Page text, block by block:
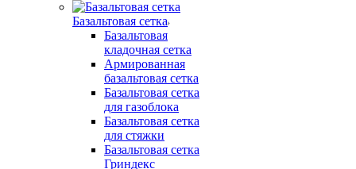
Базальтовая сетка
Базальтовая
кладочная сетка
Армированная
базальтовая сетка
Базальтовая сетка
для газоблока
Базальтовая сетка
для стяжки
Базальтовая сетка
Гриндекс